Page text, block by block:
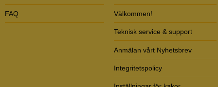
FAQ Välkommen!
Teknisk service & support
Anmälan vårt Nyhetsbrev
Integritetspolicy